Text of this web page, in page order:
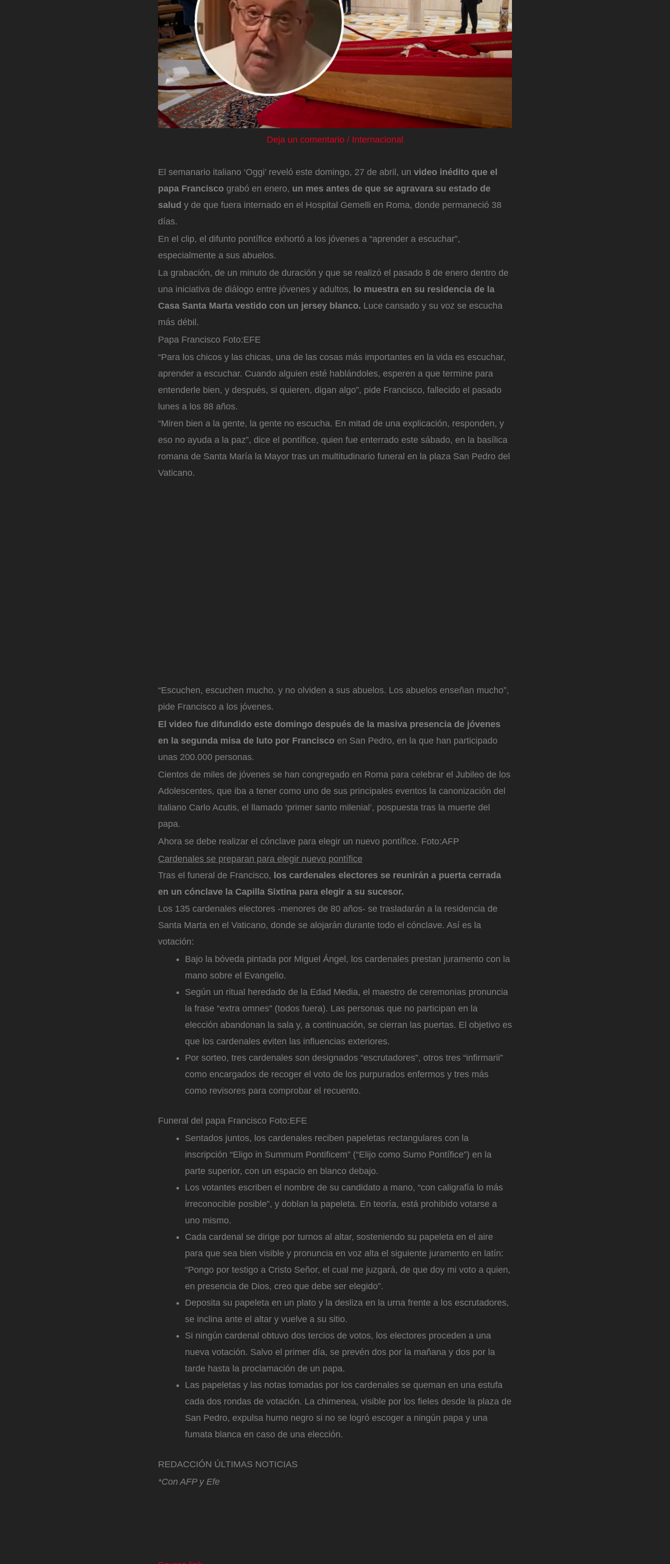
Deja un comentario / Internacional
El semanario italiano ‘Oggi’ reveló este domingo, 27 de abril, un video inédito que el
papa Francisco grabó en enero, un mes antes de que se agravara su estado de
salud y de que fuera internado en el Hospital Gemelli en Roma, donde permaneció 38
días.
En el clip, el difunto pontífice exhortó a los jóvenes a “aprender a escuchar”,
especialmente a sus abuelos.
La grabación, de un minuto de duración y que se realizó el pasado 8 de enero dentro de
una iniciativa de diálogo entre jóvenes y adultos, lo muestra en su residencia de la
Casa Santa Marta vestido con un jersey blanco. Luce cansado y su voz se escucha
más débil.
Papa Francisco Foto:EFE
“Para los chicos y las chicas, una de las cosas más importantes en la vida es escuchar,
aprender a escuchar. Cuando alguien esté hablándoles, esperen a que termine para
entenderle bien, y después, si quieren, digan algo”, pide Francisco, fallecido el pasado
lunes a los 88 años.
“Miren bien a la gente, la gente no escucha. En mitad de una explicación, responden, y
eso no ayuda a la paz”, dice el pontífice, quien fue enterrado este sábado, en la basílica
romana de Santa María la Mayor tras un multitudinario funeral en la plaza San Pedro del
Vaticano.
“Escuchen, escuchen mucho. y no olviden a sus abuelos. Los abuelos enseñan mucho”,
pide Francisco a los jóvenes.
El video fue difundido este domingo después de la masiva presencia de jóvenes
en la segunda misa de luto por Francisco en San Pedro, en la que han participado
unas 200.000 personas.
Cientos de miles de jóvenes se han congregado en Roma para celebrar el Jubileo de los
Adolescentes, que iba a tener como uno de sus principales eventos la canonización del
italiano Carlo Acutis, el llamado ‘primer santo milenial’, pospuesta tras la muerte del
papa.
Ahora se debe realizar el cónclave para elegir un nuevo pontífice. Foto:AFP
Cardenales se preparan para elegir nuevo pontífice
Tras el funeral de Francisco, los cardenales electores se reunirán a puerta cerrada
en un cónclave la Capilla Sixtina para elegir a su sucesor.
Los 135 cardenales electores -menores de 80 años- se trasladarán a la residencia de
Santa Marta en el Vaticano, donde se alojarán durante todo el cónclave. Así es la
votación:
Bajo la bóveda pintada por Miguel Ángel, los cardenales prestan juramento con la
mano sobre el Evangelio.
Según un ritual heredado de la Edad Media, el maestro de ceremonias pronuncia
la frase “extra omnes” (todos fuera). Las personas que no participan en la
elección abandonan la sala y, a continuación, se cierran las puertas. El objetivo es
que los cardenales eviten las influencias exteriores.
Por sorteo, tres cardenales son designados “escrutadores”, otros tres “infirmarii”
como encargados de recoger el voto de los purpurados enfermos y tres más
como revisores para comprobar el recuento.
Funeral del papa Francisco Foto:EFE
Sentados juntos, los cardenales reciben papeletas rectangulares con la
inscripción “Eligo in Summum Pontificem” (“Elijo como Sumo Pontífice”) en la
parte superior, con un espacio en blanco debajo.
Los votantes escriben el nombre de su candidato a mano, “con caligrafía lo más
irreconocible posible”, y doblan la papeleta. En teoría, está prohibido votarse a
uno mismo.
Cada cardenal se dirige por turnos al altar, sosteniendo su papeleta en el aire
para que sea bien visible y pronuncia en voz alta el siguiente juramento en latín:
“Pongo por testigo a Cristo Señor, el cual me juzgará, de que doy mi voto a quien,
en presencia de Dios, creo que debe ser elegido”.
Deposita su papeleta en un plato y la desliza en la urna frente a los escrutadores,
se inclina ante el altar y vuelve a su sitio.
Si ningún cardenal obtuvo dos tercios de votos, los electores proceden a una
nueva votación. Salvo el primer día, se prevén dos por la mañana y dos por la
tarde hasta la proclamación de un papa.
Las papeletas y las notas tomadas por los cardenales se queman en una estufa
cada dos rondas de votación. La chimenea, visible por los fieles desde la plaza de
San Pedro, expulsa humo negro si no se logró escoger a ningún papa y una
fumata blanca en caso de una elección.
REDACCIÓN ÚLTIMAS NOTICIAS
*Con AFP y Efe